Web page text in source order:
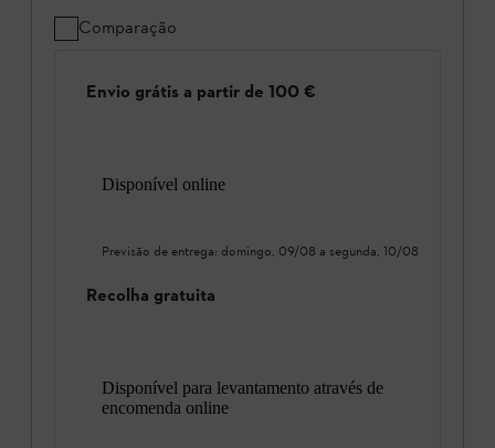
Comparação
Envio grátis a partir de 100 €
Disponível online
Previsão de entrega: domingo, 09/08 a segunda, 10/08
Recolha gratuita
Disponível para levantamento através de
encomenda online